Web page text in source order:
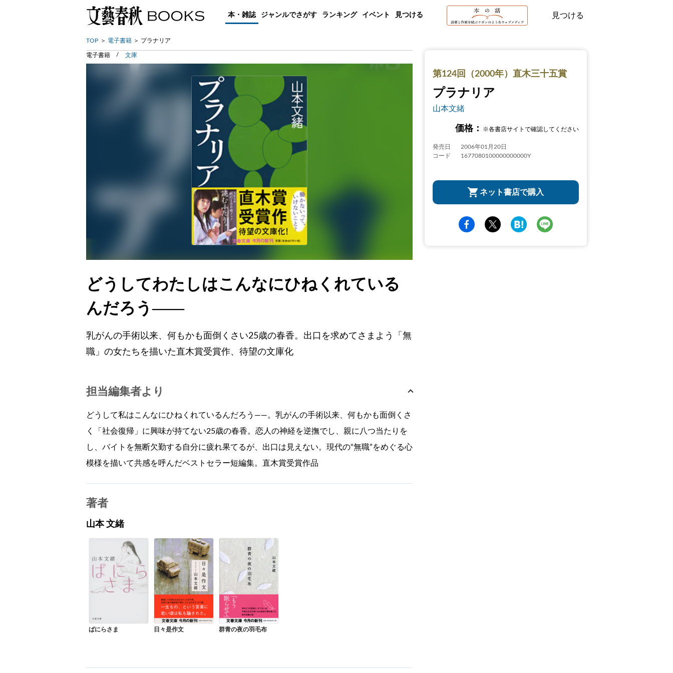
本・雑誌 ジャンルでさがす ランキング イベント 見つける 見つける
TOP 電子書籍 プラナリア
第124回（2000年）直木三十五賞
プラナリア
山本文緒
価格： ※各書店サイトで確認してください
発売日
2006年01月20日
コード
1677080100000000000Y
ネット書店で購入
電子書籍 文庫
どうしてわたしはこんなにひねくれている
んだろう——
乳がんの手術以来、何もかも面倒くさい25歳の春香。出口を求めてさまよう「無
職」の女たちを描いた直木賞受賞作、待望の文庫化
担当編集者より
どうして私はこんなにひねくれているんだろう——。乳がんの手術以来、何もかも面倒くさ
く「社会復帰」に興味が持てない25歳の春香。恋人の神経を逆撫でし、親に八つ当たりを
し、バイトを無断欠勤する自分に疲れ果てるが、出口は見えない。現代の“無職”をめぐる心
模様を描いて共感を呼んだベストセラー短編集。直木賞受賞作品
著者
山本 文緒
ばにらさま 日々是作文 群青の夜の羽毛布